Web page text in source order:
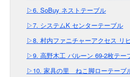
▷6. SoBuy ネストテーブル
▷7. システムK センターテーブル
▷8. 村内ファニチャーアクセス リ
▷9. 高野木工 バルーン 69-2枚テー
▷10. 家具の里 ねこ脚ローテーブ